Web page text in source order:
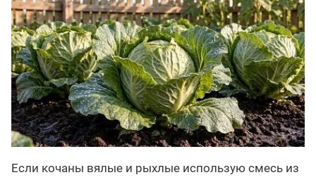
Если кочаны вялые и рыхлые использую смесь из